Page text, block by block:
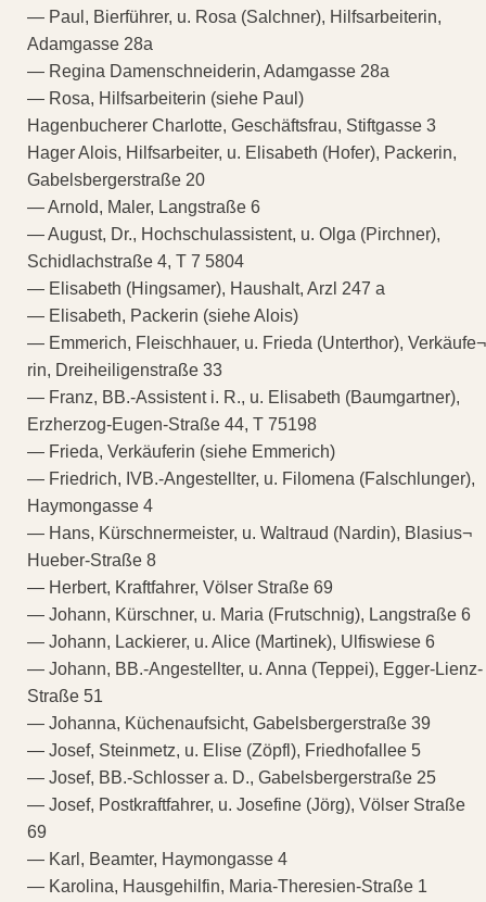
— Paul, Bierführer, u. Rosa (Salchner), Hilfsarbeiterin,
Adamgasse 28a
— Regina Damenschneiderin, Adamgasse 28a
— Rosa, Hilfsarbeiterin (siehe Paul)
Hagenbucherer Charlotte, Geschäftsfrau, Stiftgasse 3
Hager Alois, Hilfsarbeiter, u. Elisabeth (Hofer), Packerin,
Gabelsbergerstraße 20
— Arnold, Maler, Langstraße 6
— August, Dr., Hochschulassistent, u. Olga (Pirchner),
Schidlachstraße 4, T 7 5804
— Elisabeth (Hingsamer), Haushalt, Arzl 247 a
— Elisabeth, Packerin (siehe Alois)
— Emmerich, Fleischhauer, u. Frieda (Unterthor), Verkäufe¬
rin, Dreiheiligenstraße 33
— Franz, BB.-Assistent i. R., u. Elisabeth (Baumgartner),
Erzherzog-Eugen-Straße 44, T 75198
— Frieda, Verkäuferin (siehe Emmerich)
— Friedrich, IVB.-Angestellter, u. Filomena (Falschlunger),
Haymongasse 4
— Hans, Kürschnermeister, u. Waltraud (Nardin), Blasius¬
Hueber-Straße 8
— Herbert, Kraftfahrer, Völser Straße 69
— Johann, Kürschner, u. Maria (Frutschnig), Langstraße 6
— Johann, Lackierer, u. Alice (Martinek), Ulfiswiese 6
— Johann, BB.-Angestellter, u. Anna (Teppei), Egger-Lienz-
Straße 51
— Johanna, Küchenaufsicht, Gabelsbergerstraße 39
— Josef, Steinmetz, u. Elise (Zöpfl), Friedhofallee 5
— Josef, BB.-Schlosser a. D., Gabelsbergerstraße 25
— Josef, Postkraftfahrer, u. Josefine (Jörg), Völser Straße
69
— Karl, Beamter, Haymongasse 4
— Karolina, Hausgehilfin, Maria-Theresien-Straße 1